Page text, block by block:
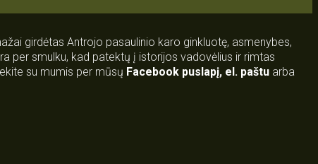
girdėtas Antrojo pasaulinio karo ginkluotę, asmenybes,
per smulku, kad patektų į istorijos vadovėlius ir rimtas
su mumis per mūsų Facebook puslapį, el. paštu arba